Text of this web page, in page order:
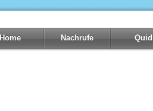
Home Nachrufe Quid